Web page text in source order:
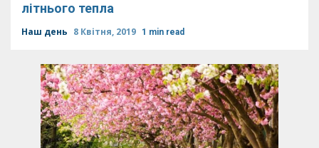
літнього тепла
Наш день 8 Квітня, 2019 1 min read